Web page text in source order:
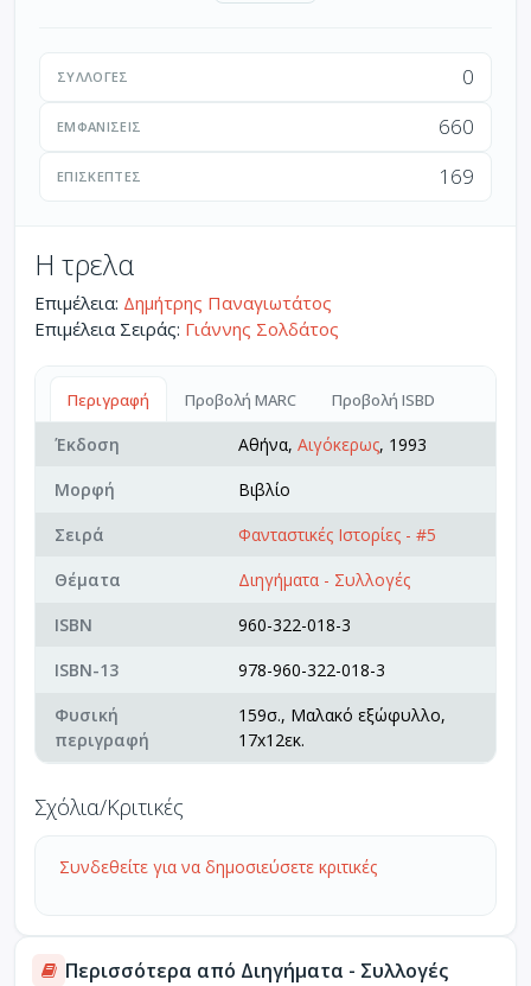
ΣΥΛΛΟΓΈΣ 0
ΕΜΦΑΝΊΣΕΙΣ 660
ΕΠΙΣΚΈΠΤΕΣ 169
Η τρελα
Επιμέλεια: Δημήτρης Παναγιωτάτος
Επιμέλεια Σειράς: Γιάννης Σολδάτος
Περιγραφή Προβολή MARC Προβολή ISBD
Έκδοση Αθήνα, Αιγόκερως, 1993
Μορφή
Βιβλίο
Σειρά
Φανταστικές Ιστορίες - #5
Θέματα
Διηγήματα - Συλλογές
ISBN
960-322-018-3
ISBN-13
978-960-322-018-3
Φυσική
περιγραφή
159σ., Μαλακό εξώφυλλο,
17x12εκ.
Σχόλια/Κριτικές
Συνδεθείτε για να δημοσιεύσετε κριτικές
Περισσότερα από Διηγήματα - Συλλογές